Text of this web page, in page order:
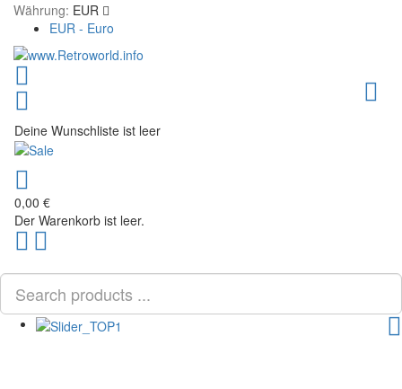
Währung: EUR
EUR - Euro
Deine Wunschliste ist leer
0,00 €
Der Warenkorb ist leer.
Scroll
to
Top
PLG_SYSTEM_VPFRAMEWORK_SCROLL_TO_BOTTOM